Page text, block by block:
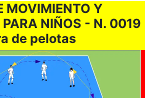
MOVIMIENTO Y
PARA NIÑOS - N. 0019
de pelotas